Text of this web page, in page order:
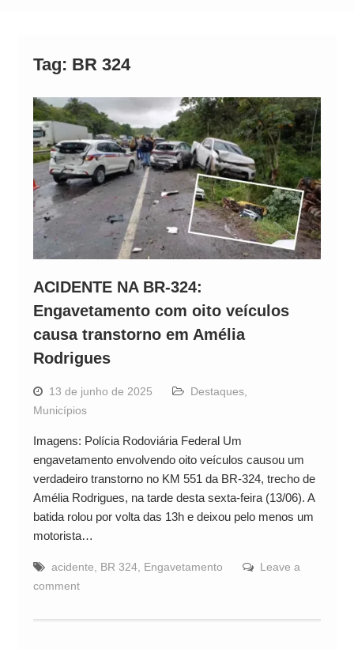
Tag: BR 324
ACIDENTE NA BR-324:
Engavetamento com oito veículos
causa transtorno em Amélia
Rodrigues
13 de junho de 2025 Destaques,
Municípios
Imagens: Polícia Rodoviária Federal Um
engavetamento envolvendo oito veículos causou um
verdadeiro transtorno no KM 551 da BR-324, trecho de
Amélia Rodrigues, na tarde desta sexta-feira (13/06). A
batida rolou por volta das 13h e deixou pelo menos um
motorista…
acidente BR 324, Engavetamento
Leave a
comment